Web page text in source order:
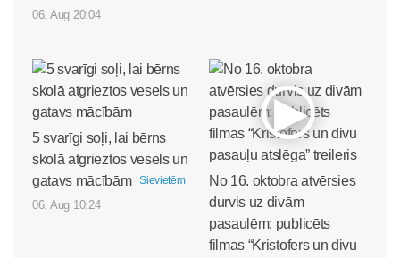
06. Aug 20:04
5 svarīgi soļi, lai bērns
skolā atgrieztos vesels un
gatavs mācībām
Sievietēm
06. Aug 10:24
No 16. oktobra atvērsies
durvis uz divām
pasaulēm: publicēts
filmas “Kristofers un divu